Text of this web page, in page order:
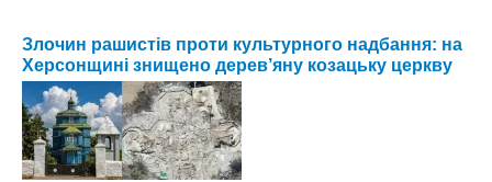
Злочин рашистів проти культурного надбання: на
Херсонщині знищено дерев’яну козацьку церкву